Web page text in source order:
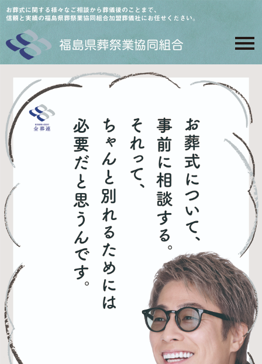
お葬式に関する様々なご相談から葬儀後のことまで、
信頼と実績の福島県葬祭業協同組合加盟葬儀社にお任せください。